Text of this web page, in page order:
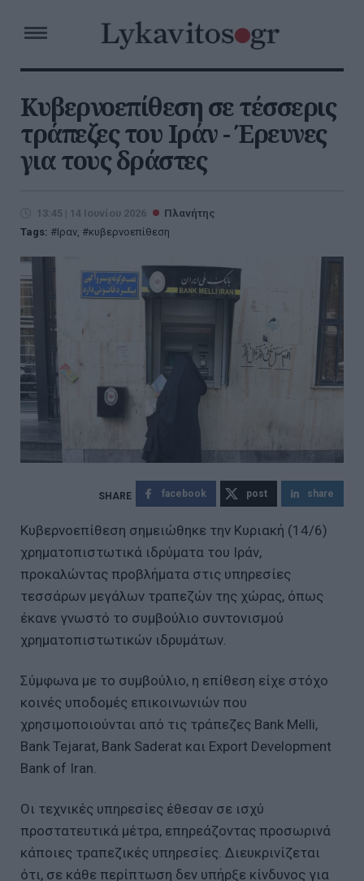
Κυβερνοεπίθεση σε τέσσερις
τράπεζες του Ιράν - Έρευνες
για τους δράστες
13:45 | 14 Ιουνίου 2026
Πλανήτης
Tags:
Ιραν, κυβερνοεπίθεση
facebook post share
Κυβερνοεπίθεση σημειώθηκε την Κυριακή (14/6)
χρηματοπιστωτικά ιδρύματα του Ιράν,
προκαλώντας προβλήματα στις υπηρεσίες
τεσσάρων μεγάλων τραπεζών της χώρας, όπως
έκανε γνωστό το συμβούλιο συντονισμού
χρηματοπιστωτικών ιδρυμάτων.
Σύμφωνα με το συμβούλιο, η επίθεση είχε στόχο
κοινές υποδομές επικοινωνιών που
χρησιμοποιούνται από τις τράπεζες Bank Melli,
Bank ⁠Tejarat, Bank ⁠Saderat και Export Development
Bank ⁠of Iran.
Οι τεχνικές υπηρεσίες έθεσαν σε ισχύ
προστατευτικά μέτρα, επηρεάζοντας προσωρινά
κάποιες τραπεζικές υπηρεσίες. Διευκρινίζεται
ότι, σε κάθε περίπτωση δεν υπήρξε κίνδυνος για